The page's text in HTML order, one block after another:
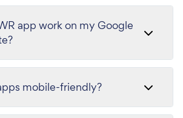
app work on my Google
mobile-friendly?